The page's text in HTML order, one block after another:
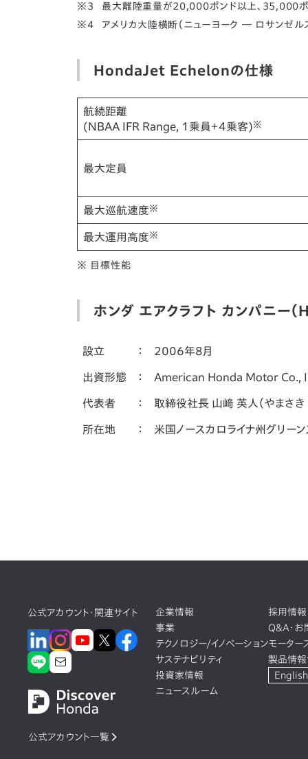
最大離陸重量が20,000ポンド以上、35,000
アメリカ大陸横断（ニューヨーク ― ロサンゼ
HondaJet Echelonの仕様
航続距離
(NBAA IFR Range, 1乗員＋4乗客)※
最大定員
最大巡航速度※
最大運用高度※
※ 目標性能
ホンダ エアクラフト カンパニ
設立 ： 2006年8月
出資形態 ： American Honda Motor
代表者 ： 取締役社長 山﨑 英人（やまさき
所在地 ： 米国ノースカロライナ州グリー
公式アカウント・関連サイト
公式アカウント一覧
企業情報
事業
テクノロジー/イノベーション
サステナビリティ
投資家情報
ニュースルーム
採用情報
Q&A・
モーター
製品情報
English